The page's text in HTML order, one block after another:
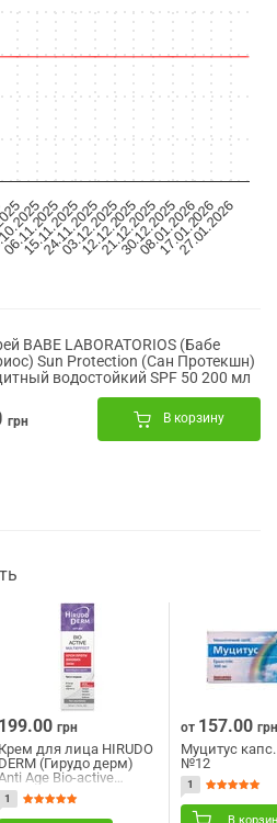
06.11.2025
15.11.2025
24.11.2025
03.12.2025
12.12.2025
21.12.2025
30.12.2025
08.01.2026
17.01.2026
27.01.2026
BABE LABORATORIOS (Бабе
Sun Protection (Сан Протекшн)
водостойкий SPF 50 200 мл
грн В корзину
199.00 грн
Крем для лица HIRUDO
DERM (Гирудо дерм)
Anti Age Bio-active
(Анти Эйдж
Био-актив
1
от 157.00 грн
Муцитус
№12
1
В